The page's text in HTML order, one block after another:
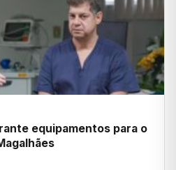
equipamentos para o